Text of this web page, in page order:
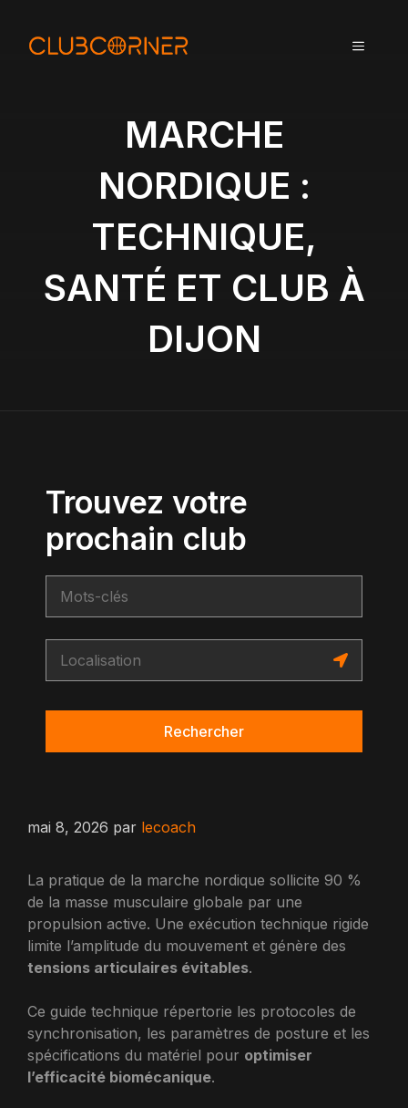
MENU
MARCHE
NORDIQUE :
TECHNIQUE,
SANTÉ ET CLUB À
DIJON
Trouvez votre
prochain club
Rechercher
mai 8, 2026 par lecoach
La pratique de la marche nordique sollicite 90 %
de la masse musculaire globale par une
propulsion active. Une exécution technique rigide
limite l’amplitude du mouvement et génère des
tensions articulaires évitables.
Ce guide technique répertorie les protocoles de
synchronisation, les paramètres de posture et les
spécifications du matériel pour optimiser
l’efficacité biomécanique.